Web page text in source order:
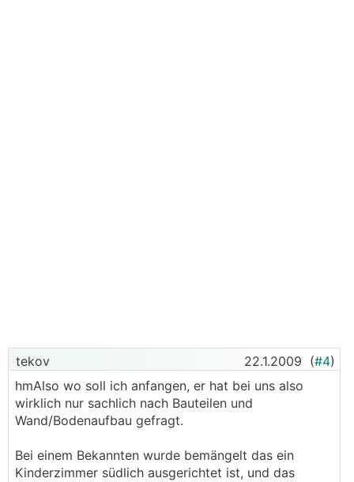
tekov 22.1.2009 (#4)
hmAlso wo soll ich anfangen, er hat bei uns also
wirklich nur sachlich nach Bauteilen und
Wand/Bodenaufbau gefragt.
Bei einem Bekannten wurde bemängelt das ein
Kinderzimmer südlich ausgerichtet ist, und das